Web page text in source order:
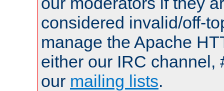
considered invalid/off-
manage the Apache
either our IRC channel,
our mailing lists.